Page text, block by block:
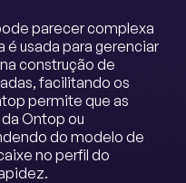
parecer complexa
usada para gerenciar
construção de
facilitando os
permite que as
Ontop ou
do modelo de
no perfil do